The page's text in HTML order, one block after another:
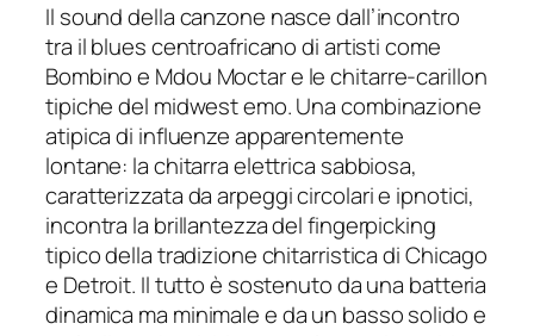
Il sound della canzone nasce dall’incontro
tra il blues centroafricano di artisti come
Bombino e Mdou Moctar e le chitarre-carillon
tipiche del midwest emo. Una combinazione
atipica di influenze apparentemente
lontane: la chitarra elettrica sabbiosa,
caratterizzata da arpeggi circolari e ipnotici,
incontra la brillantezza del fingerpicking
tipico della tradizione chitarristica di Chicago
e Detroit. Il tutto è sostenuto da una batteria
dinamica ma minimale e da un basso solido e